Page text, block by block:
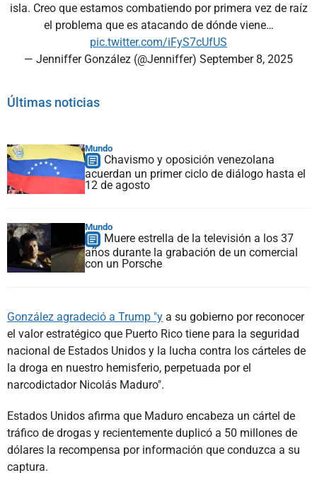
isla. Creo que estamos combatiendo por primera vez de raíz
el problema que es atacando de dónde viene…
pic.twitter.com/iFyS7cUfUS
— Jenniffer González (@Jenniffer) September 8, 2025
Últimas noticias
Mundo
Chavismo y oposición venezolana
acuerdan un primer ciclo de diálogo hasta el
12 de agosto
Mundo
Muere estrella de la televisión a los 37
años durante la grabación de un comercial
con un Porsche
González agradeció a Trump "y a su gobierno por reconocer
el valor estratégico que Puerto Rico tiene para la seguridad
nacional de Estados Unidos y la lucha contra los cárteles de
la droga en nuestro hemisferio, perpetuada por el
narcodictador Nicolás Maduro".
Estados Unidos afirma que Maduro encabeza un cártel de
tráfico de drogas y recientemente duplicó a 50 millones de
dólares la recompensa por información que conduzca a su
captura.